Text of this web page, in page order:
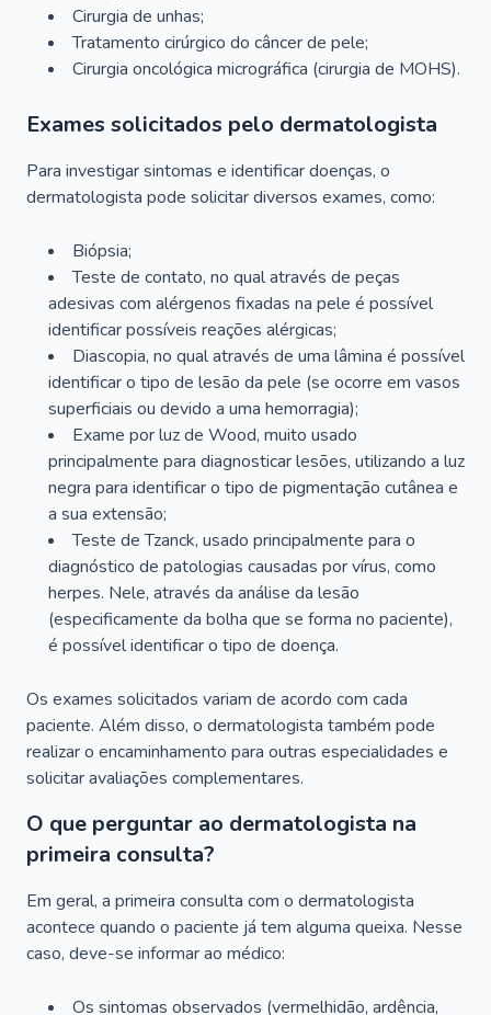
Cirurgia de unhas;
Tratamento cirúrgico do câncer de pele;
Cirurgia oncológica micrográfica (cirurgia de MOHS).
Exames solicitados pelo dermatologista
Para investigar sintomas e identificar doenças, o
dermatologista pode solicitar diversos exames, como:
Biópsia;
Teste de contato, no qual através de peças
adesivas com alérgenos fixadas na pele é possível
identificar possíveis reações alérgicas;
Diascopia, no qual através de uma lâmina é possível
identificar o tipo de lesão da pele (se ocorre em vasos
superficiais ou devido a uma hemorragia);
Exame por luz de Wood, muito usado
principalmente para diagnosticar lesões, utilizando a luz
negra para identificar o tipo de pigmentação cutânea e
a sua extensão;
Teste de Tzanck, usado principalmente para o
diagnóstico de patologias causadas por vírus, como
herpes. Nele, através da análise da lesão
(especificamente da bolha que se forma no paciente),
é possível identificar o tipo de doença.
Os exames solicitados variam de acordo com cada
paciente. Além disso, o dermatologista também pode
realizar o encaminhamento para outras especialidades e
solicitar avaliações complementares.
O que perguntar ao dermatologista na
primeira consulta?
Em geral, a primeira consulta com o dermatologista
acontece quando o paciente já tem alguma queixa. Nesse
caso, deve-se informar ao médico:
Os sintomas observados (vermelhidão, ardência,